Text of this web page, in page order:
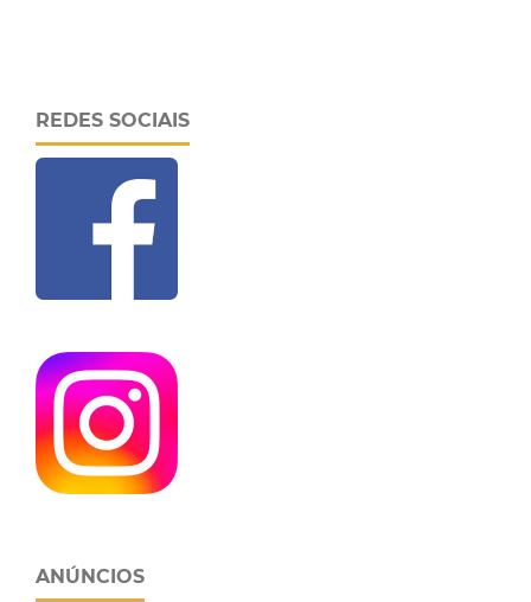
REDES SOCIAIS
ANÚNCIOS